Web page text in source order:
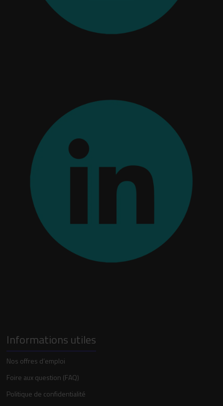
Informations utiles
Nos offres d’emploi
Foire aux question (FAQ)
Politique de confidentialité